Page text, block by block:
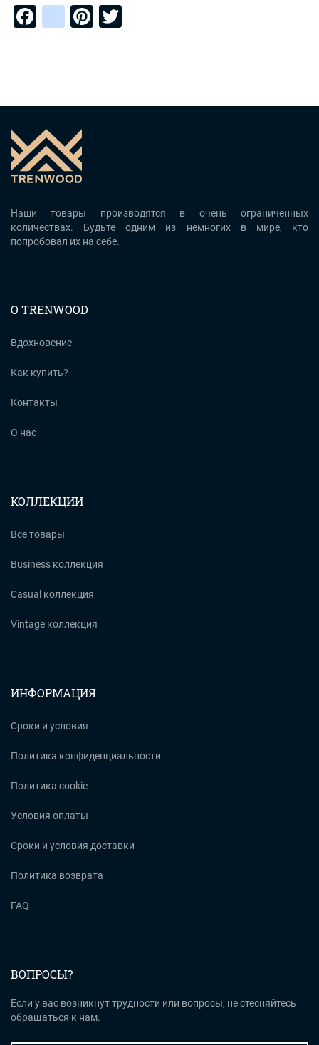
Facebook
instagram
Pinterest
Наши товары производятся в очень ограниченных
количествах. Будьте одним из немногих в мире, кто
попробовал их на себе.
О TRENWOOD
Вдохновение
Как купить?
Контакты
О нас
КОЛЛЕКЦИИ
Все товары
Business коллекция
Casual коллекция
Vintage коллекция
ИНФОРМАЦИЯ
Сроки и условия
Политика конфиденциальности
Политика cookie
Условия оплаты
Сроки и условия доставки
Политика возврата
FAQ
ВОПРОСЫ?
Если у вас возникнут трудности или вопросы, не стесняйтесь
обращаться к нам.